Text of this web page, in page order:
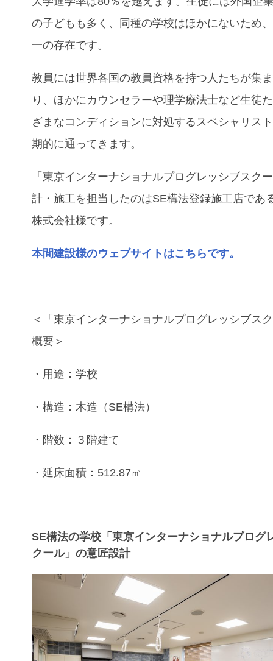
の子どもも多く、同種の学校はほかにないため
一の存在です。
教員には世界各国の教員資格を持つ人たちが集
り、ほかにカウンセラーや理学療法士など生徒
ざまなコンディションに対処するスペシャリス
期的に通ってきます。
「東京インターナショナルプログレッシブスク
計・施工を担当したのはSE構法登録施工店であ
株式会社様です。
本間建設様のウェブサイトはこちらです。
＜「東京インターナショナルプログレッシブス
概要＞
・用途：学校
・構造：木造（SE構法）
・階数：３階建て
・延床面積：512.87㎡
SE構法の学校「東京インターナショナルプログ
クール」の意匠設計